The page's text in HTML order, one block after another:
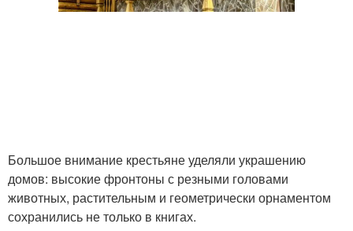
Большое внимание крестьяне уделяли украшению
домов: высокие фронтоны с резными головами
животных, растительным и геометрически орнаментом
сохранились не только в книгах.